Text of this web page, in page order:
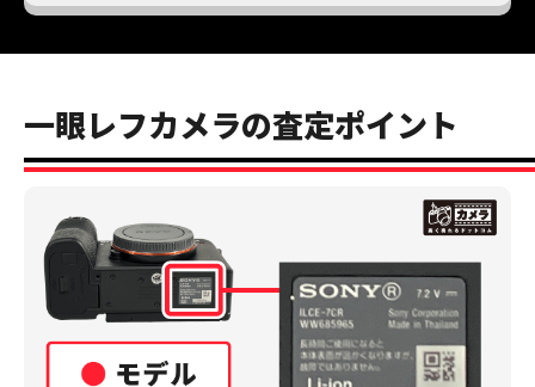
一眼レフカメラの査定ポイント